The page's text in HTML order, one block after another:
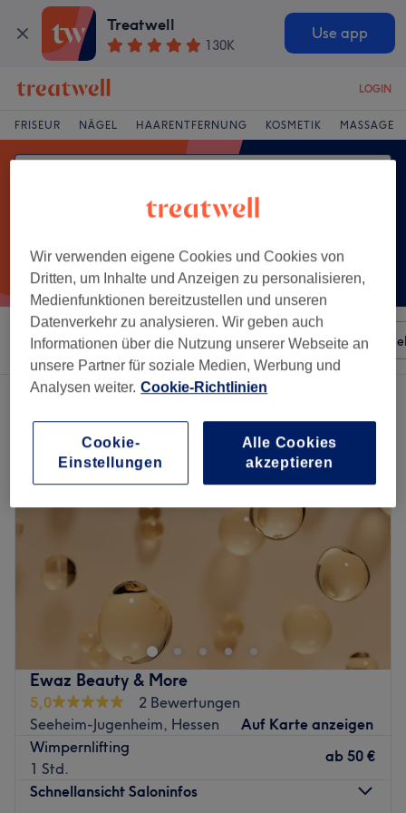
Treatwell
130K
Use app
LOGIN
FRISEUR NÄGEL HAARENTFERNUNG KOSMETIK MASSAGE
Sortieren nach Besonderheiten Salons
Ein Salon, der anbietet: wimpernwelle in Seeheim-Jugenheim, Hessen
Ewaz Beauty & More
5,0
2 Bewertungen
Seeheim-Jugenheim, Hessen
Auf Karte anzeigen
Wimpernlifting
1 Std.
ab 50 €
Schnellansicht Saloninfos
Wir verwenden eigene Cookies und Cookies von
Dritten, um Inhalte und Anzeigen zu personalisieren,
Medienfunktionen bereitzustellen und unseren
Datenverkehr zu analysieren. Wir geben auch
Informationen über die Nutzung unserer Webseite an
unsere Partner für soziale Medien, Werbung und
Analysen weiter. Cookie-Richtlinien
Cookie-
Einstellungen
Alle Cookies
akzeptieren